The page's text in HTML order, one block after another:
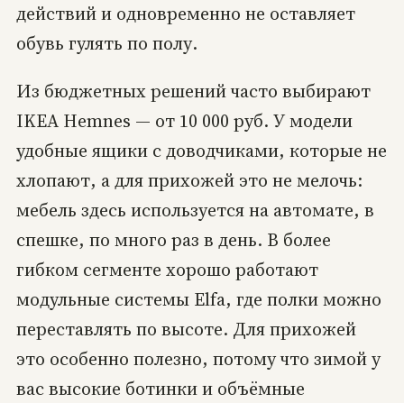
действий и одновременно не оставляет
обувь гулять по полу.
Из бюджетных решений часто выбирают
IKEA Hemnes — от 10 000 руб. У модели
удобные ящики с доводчиками, которые не
хлопают, а для прихожей это не мелочь:
мебель здесь используется на автомате, в
спешке, по много раз в день. В более
гибком сегменте хорошо работают
модульные системы Elfa, где полки можно
переставлять по высоте. Для прихожей
это особенно полезно, потому что зимой у
вас высокие ботинки и объёмные